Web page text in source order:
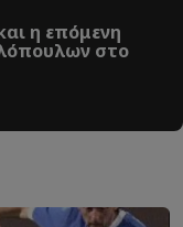
η επόμενη
στο